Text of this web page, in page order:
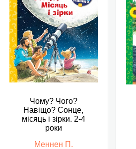
Чому? Чого?
Навіщо? Сонце,
місяць і зірки. 2-4
роки
Меннен П.